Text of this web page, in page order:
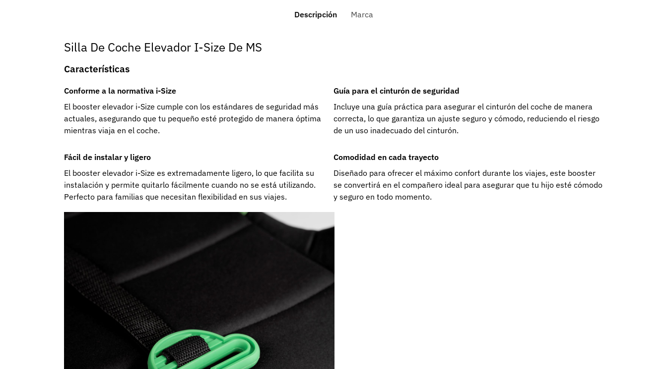
Descripción Marca
Silla De Coche Elevador I-Size De MS
Características
Conforme a la normativa i-Size
El booster elevador i-Size cumple con los estándares de seguridad más
actuales, asegurando que tu pequeño esté protegido de manera óptima
mientras viaja en el coche.
Guía para el cinturón de seguridad
Incluye una guía práctica para asegurar el cinturón del coche de manera
correcta, lo que garantiza un ajuste seguro y cómodo, reduciendo el riesgo
de un uso inadecuado del cinturón.
Fácil de instalar y ligero
El booster elevador i-Size es extremadamente ligero, lo que facilita su
instalación y permite quitarlo fácilmente cuando no se está utilizando.
Perfecto para familias que necesitan flexibilidad en sus viajes.
Comodidad en cada trayecto
Diseñado para ofrecer el máximo confort durante los viajes, este booster
se convertirá en el compañero ideal para asegurar que tu hijo esté cómodo
y seguro en todo momento.